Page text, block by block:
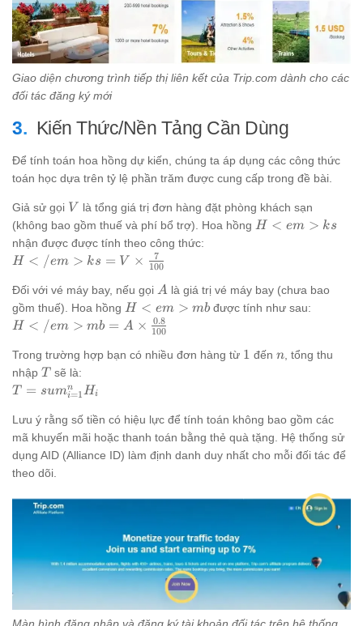
Giao diện chương trình tiếp thị liên kết của Trip.com dành cho các
đối tác đăng ký mới
Kiến Thức/Nền Tảng Cần Dùng
Để tính toán hoa hồng dự kiến, chúng ta áp dụng các công thức
toán học dựa trên tỷ lệ phần trăm được cung cấp trong đề bài.
Giả sử gọi V
V là tổng giá trị đơn hàng đặt phòng khách sạn
(không bao gồm thuế và phí bổ trợ). Hoa hồng H<em>
H < em > ks
nhận được được tính theo công thức:
H</em>
\times
\frac{7}
{100}
H < /em > ks = V × 100
7
Đối với vé máy bay, nếu gọi A
A là giá trị vé máy bay (chưa bao
gồm thuế). Hoa hồng H<em>
{mb}
H < em > mb được tính như sau:
H</em>
\times
\frac{0.8}
{100}
H < /em > mb = A × 100
0.8
Trong trường hợp bạn có nhiều đơn hàng từ 1
1 đến n
n , tổng thu
nhập T
T sẽ là:
T =
H_i
T = sumi=1
n Hi
Lưu ý rằng số tiền có hiệu lực để tính toán không bao gồm các
mã khuyến mãi hoặc thanh toán bằng thẻ quà tặng. Hệ thống sử
dụng AID (Alliance ID) làm định danh duy nhất cho mỗi đối tác để
theo dõi.